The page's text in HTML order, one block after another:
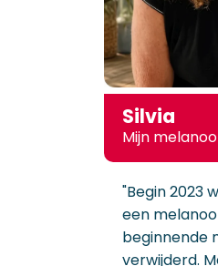
Silvia
Mijn
"Begin 2023
een
beginnende
verwijderd.